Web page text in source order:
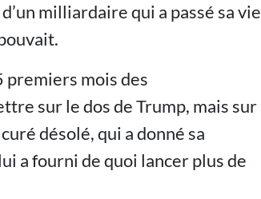
milliardaire qui a passé sa vie
premiers mois des
sur le dos de Trump, mais sur
désolé, qui a donné sa
a fourni de quoi lancer plus de